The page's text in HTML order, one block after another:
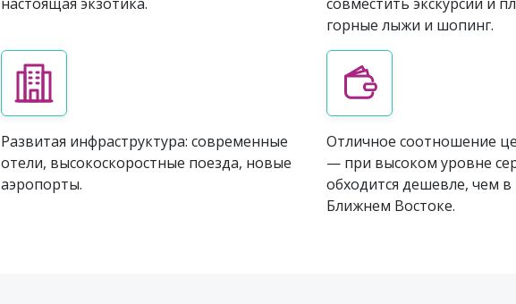
горные лыжи и шопинг.
Развитая инфраструктура: современные
отели, высокоскоростные поезда, новые
аэропорты.
Отличное соотношение
— при высоком уровне
обходится дешевле, чем
Ближнем Востоке.